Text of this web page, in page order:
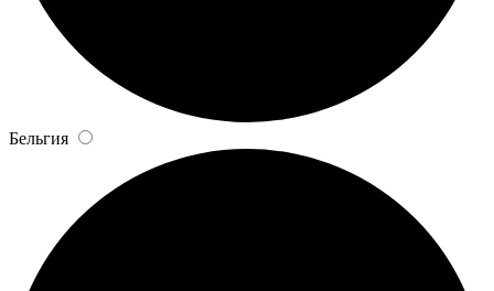
Бельгия